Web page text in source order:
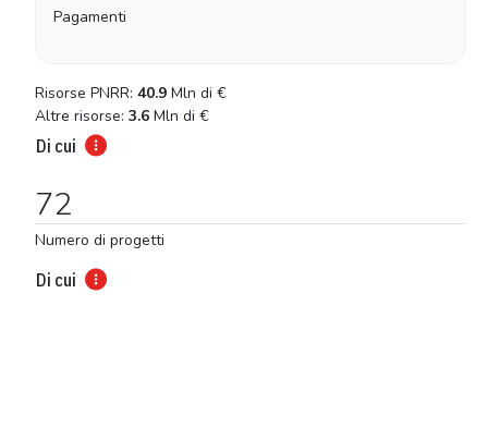
Pagamenti
Risorse PNRR: 40.9 Mln di €
Altre risorse: 3.6 Mln di €
Di cui
72
Numero di progetti
Di cui